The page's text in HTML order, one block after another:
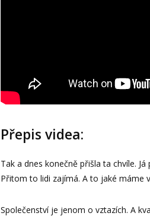
Přepis videa:
Tak a dnes konečně přišla ta chvíle.
Přitom to lidi zajímá. A to jaké máme
Společenství je jenom o vztazích. A